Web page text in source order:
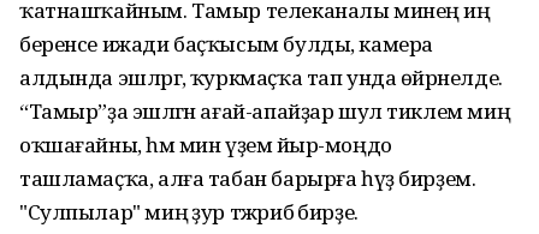
ҡатнашҡайным. Тамыр телеканалы минең иң
беренсе ижади баҫҡысым булды, камера
алдында эшләргә, ҡуркмаҫҡа тап унда өйрәнелде.
“Тамыр”ҙа эшләгән ағай-апайҙар шул тиклем миңә
оҡшағайны, һәм мин үҙемә йыр-моңдо
ташламаҫҡа, алға табан барырға һүҙ бирҙем.
"Сулпылар" миңә ҙур тәжрибә бирҙе.